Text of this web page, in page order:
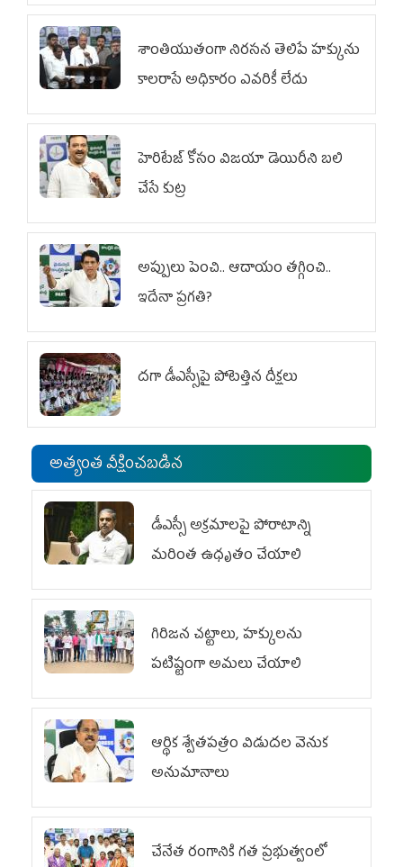
శాంతియుతంగా నిరసన తెలిపే హక్కును
కాలరాసే అధికారం ఎవరికీ లేదు
హెరిటేజ్ కోసం విజయా డెయిరీని బలి
చేసే కుట్ర‌
అప్పులు పెంచి.. ఆదాయం తగ్గించి..
ఇదేనా ప్రగతి?
దగా డీఎస్సీపై పోటెత్తిన దీక్షలు
అత్యంత వీక్షించబడిన
డీఎస్సీ అక్రమాలపై పోరాటాన్ని
మరింత ఉధృతం చేయాలి
గిరిజన చట్టాలు, హక్కులను
పటిష్టంగా అమలు చేయాలి
ఆర్థిక శ్వేతపత్రం విడుదల వెనుక
అనుమానాలు
చేనేత రంగానికి గత ప్రభుత్వంలో